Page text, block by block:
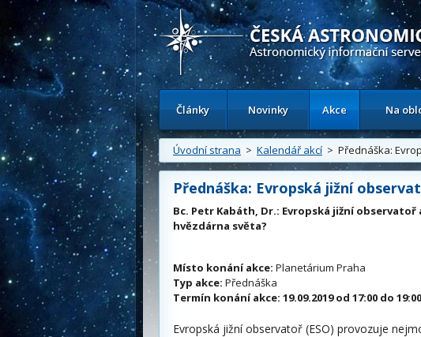
Česká astronomická společnost - Informační
Články Novinky Akce Na
Úvodní strana > Kalendář akcí > Přednáška:
Přednáška: Evropská jižní
Bc. Petr Kabáth, Dr.: Evropská jižní
hvězdárna světa?
Místo konání akce: Planetárium Praha
Typ akce: Přednáška
Termín konání akce: 19.09.2019 od 17:00 do 19:00
Evropská jižní observatoř (ESO) provozuje